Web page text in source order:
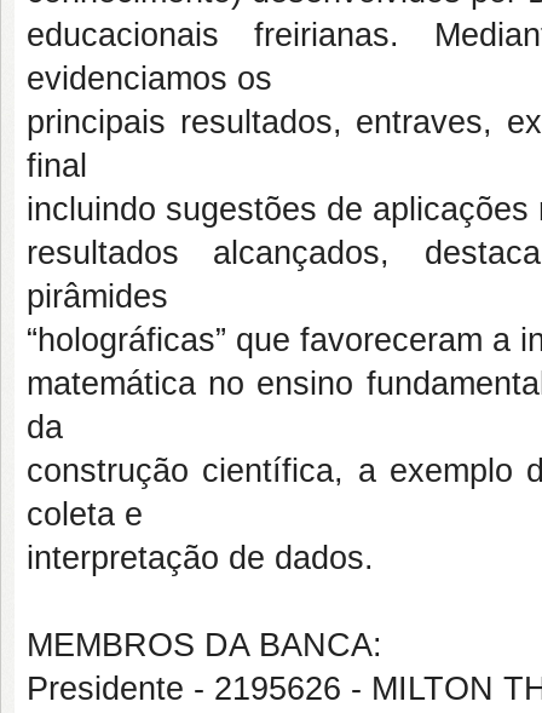
educacionais freirianas.
evidenciamos os
principais resultados, entraves,
final
incluindo sugestões de
resultados alcançados,
pirâmides
“holográficas” que favoreceram a
matemática no ensino
da
construção científica, a exemplo
coleta e
interpretação de dados.
MEMBROS DA BANCA:
Presidente - 2195626 - MILTON